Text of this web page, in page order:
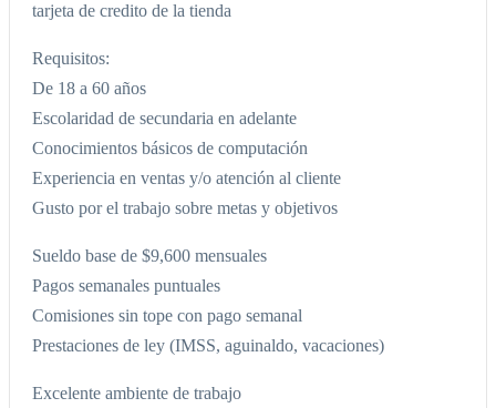
tarjeta de credito de la tienda
Requisitos:
De 18 a 60 años
Escolaridad de secundaria en adelante
Conocimientos básicos de computación
Experiencia en ventas y/o atención al cliente
Gusto por el trabajo sobre metas y objetivos
Sueldo base de $9,600 mensuales
Pagos semanales puntuales
Comisiones sin tope con pago semanal
Prestaciones de ley (IMSS, aguinaldo, vacaciones)
Excelente ambiente de trabajo